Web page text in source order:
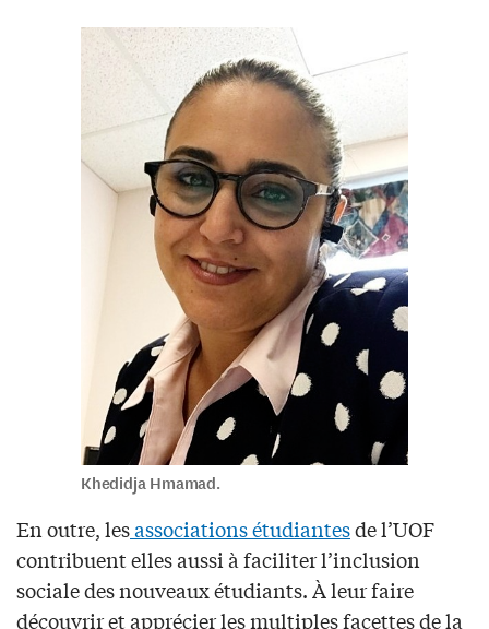
Khedidja Hmamad.
En outre, lesassociations étudiantesde l’UOF
contribuent elles aussi à faciliter l’inclusion
sociale des nouveaux étudiants. À leur faire
découvrir et apprécier les multiples facettes de la